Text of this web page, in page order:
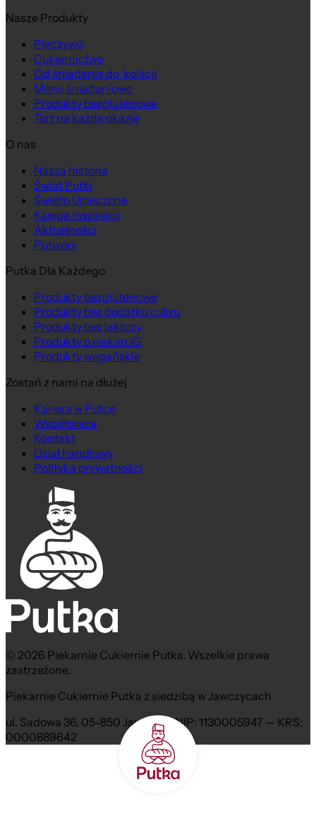
Nasze Produkty
Pieczywo
Cukiernictwo
Od śniadania do kolacji
Menu śniadaniowe
Produkty bezglutenowe
Tort na każdą okazję
O nas
Nasza historia
Świat Putki
Świeżo Upieczone
Księga Inspiracji
Aktualności
Putwory
Putka Dla Każdego
Produkty bezglutenowe
Produkty bez dodatku cukru
Produkty bez laktozy
Produkty o niskim IG
Produkty wegańskie
Zostań z nami na dłużej
Kariera w Putce
Współpraca
Kontakt
Dział handlowy
Polityka prywatności
© 2026 Piekarnie Cukiernie Putka. Wszelkie prawa
zastrzeżone.
Piekarnie Cukiernie Putka z siedzibą w Jawczycach
ul. Sadowa 36, 05-850 Jawczyce NIP: 1130005947 — KRS:
0000889642